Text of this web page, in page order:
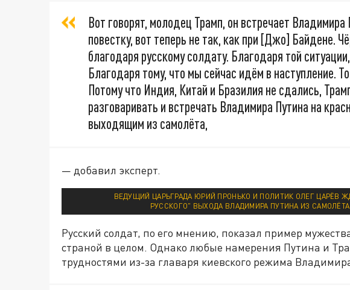
Вот говорят, молодец Трамп, он встречает Владимира
повестку, вот теперь не так, как при [Джо] Байдене.
благодаря русскому солдату. Благодаря той
Благодаря тому, что мы сейчас идём в наступление.
Потому что Индия, Китай и Бразилия не сдались,
разговаривать и встречать Владимира Путина на
выходящим из самолёта,
— добавил эксперт.
ВЕДУЩИЙ ЦАРЬГРАДА ЮРИЙ ПРОНЬКО И ПОЛИТИК ОЛЕГ ЦАРЁВ
РУССКОГО" ВЫХОДА ВЛАДИМИРА ПУТИНА ИЗ
Русский солдат, по его мнению, показал пример
страной в целом. Однако любые намерения Путина и
трудностями из-за главаря киевского режима